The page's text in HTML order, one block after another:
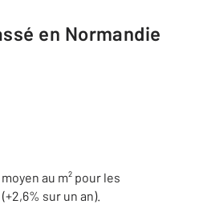
au m² pour les
sur un an).